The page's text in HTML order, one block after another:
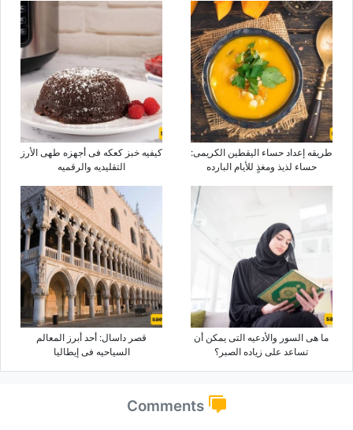
طریقه إعداد حساء الیقطین الکریمی:
حساء لذیذ ومغذٍ للأیام البارده
کیفیه خبز کعکه فی أجهزه طهی الأرز
التقلیدیه والرقمیه
ما هی السور والأدعیه التی یمکن أن
تساعد على زیاده الصبر؟
قصر داسال: أحد أبرز المعالم
السیاحیه فی إیطالیا
Comments